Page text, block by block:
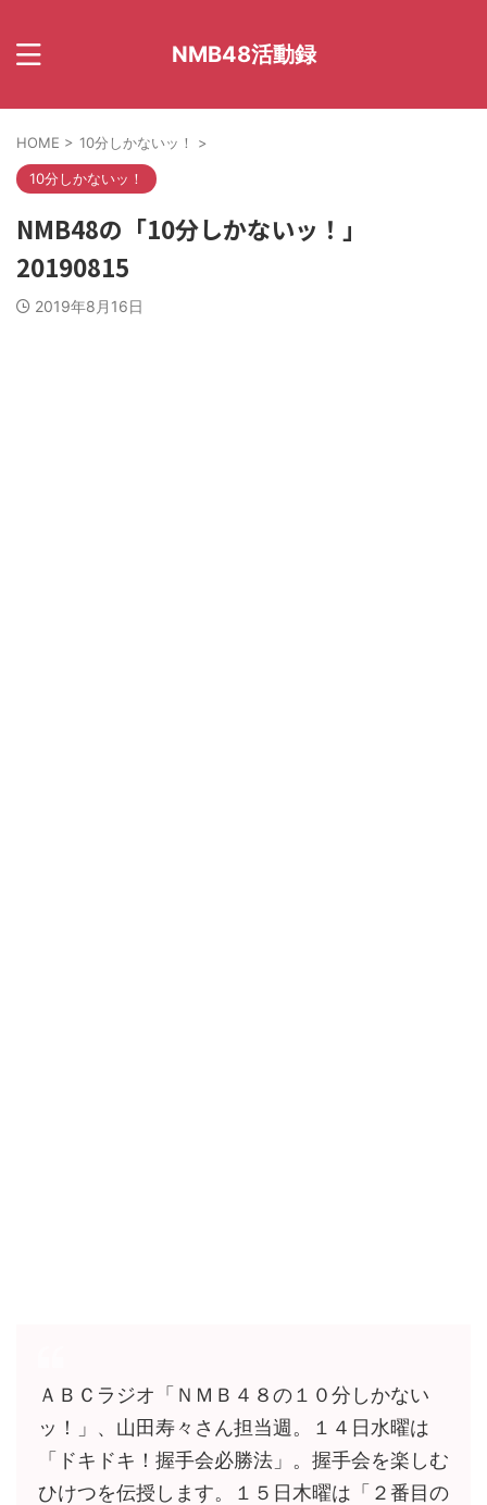
NMB48活動録
HOME > 10分しかないッ！ >
10分しかないッ！
NMB48の「10分しかないッ！」
20190815
2019年8月16日
ＡＢＣラジオ「ＮＭＢ４８の１０分しかない
ッ！」、山田寿々さん担当週。１４日水曜は
「ドキドキ！握手会必勝法」。握手会を楽しむ
ひけつを伝授します。１５日木曜は「２番目の